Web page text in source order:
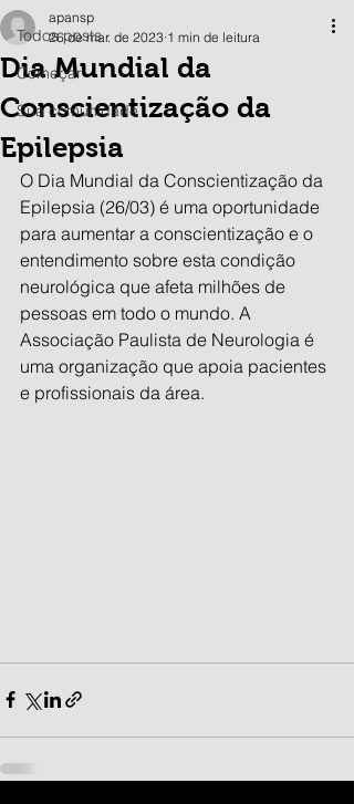
Todos posts
Começar
Sua comunidade
Dia Mundial da
Conscientização da
Epilepsia
apansp
26 de mar. de 2023 1 min de leitura
O Dia Mundial da Conscientização da
Epilepsia (26/03) é uma oportunidade
para aumentar a conscientização e o
entendimento sobre esta condição
neurológica que afeta milhões de
pessoas em todo o mundo. A
Associação Paulista de Neurologia é
uma organização que apoia pacientes
e profissionais da área.